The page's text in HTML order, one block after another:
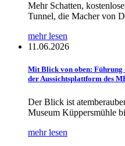
Mehr Schatten,
Tunnel, die Macher von
mehr lesen
11.06.2026
Mit Blick von oben: Führung
der Aussichtsplattform des
Der Blick ist
Museum Küppersmühle
mehr lesen